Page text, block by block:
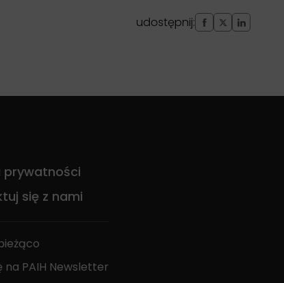
udostępnij:
prywatności
się z nami
na PAIH Newsletter